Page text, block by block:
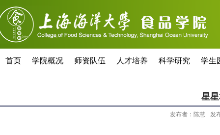
首页 学院概况 师资队伍 人才培养 科学研究 学生
星
发布者：陈慧 发